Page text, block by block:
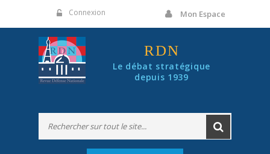
Connexion Mon Espace
RDN
Le débat stratégique
depuis 1939